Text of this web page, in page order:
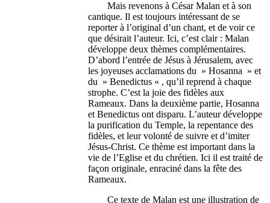
Mais revenons à César Malan et à son
cantique. Il est toujours intéressant de se
reporter à l’original d’un chant, et de voir ce
que désirait l’auteur. Ici, c’est clair : Malan
développe deux thèmes complémentaires.
D’abord l’entrée de Jésus à Jérusalem, avec
les joyeuses acclamations du » Hosanna » et
du » Benedictus « , qu’il reprend à chaque
strophe. C’est la joie des fidèles aux
Rameaux. Dans la deuxième partie, Hosanna
et Benedictus ont disparu. L’auteur développe
la purification du Temple, la repentance des
fidèles, et leur volonté de suivre et d’imiter
Jésus-Christ. Ce thème est important dans la
vie de l’Eglise et du chrétien. Ici il est traité de
façon originale, enraciné dans la fête des
Rameaux.
Ce texte de Malan est une illustration de